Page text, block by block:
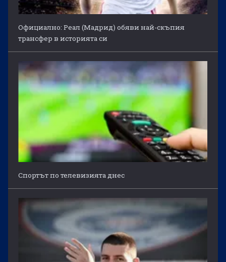
Официално: Реал (Мадрид) обяви най-скъпия
трансфер в историята си
Спортът по телевизията днес